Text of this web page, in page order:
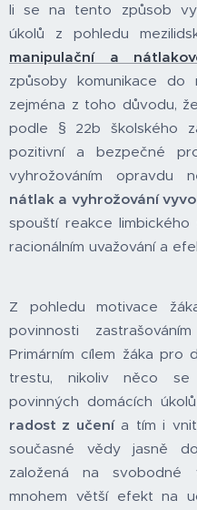
li se na tento způsob
úkolů z pohledu
manipulační a
způsoby komunikace
zejména z toho důvodu,
podle § 22b školského
pozitivní a bezpečné
vyhrožováním opravdu
nátlak a vyhrožování
spouští reakce
racionálním uvažování a
Z pohledu motivace
povinnosti
Primárním cílem žáka pro
trestu, nikoliv něco se
povinných domácích
radost z učenía tím i
současné vědy jasně
založená na
mnohem větší efekt na